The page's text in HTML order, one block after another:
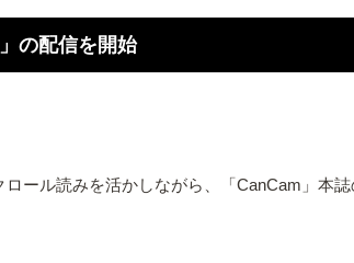
の配信を開始
ール読みを活かしながら、「CanCam」本